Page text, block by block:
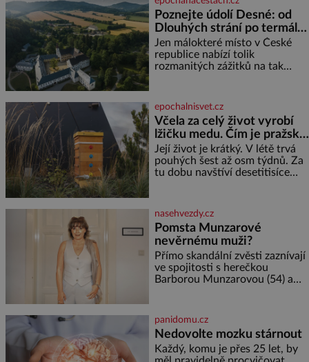
Vždycky jsem byla spíš
samotářka. Nepotřebovala jsem
kolem sebe partu kamarádek
ani partnera. Stačily mi knihy,
práce a hlavně klid. Hned po
studiích jsem odešla z rodného
Poznejte údolí Desné: od
Dlouhých strání po termální
prameny
Jen málokteré místo v České
republice nabízí tolik
rozmanitých zážitků na tak
jediného dne můžete
nahlédnout do útrob jedné z
nejvýznamnějších vodních
elektráren v Evropě, vydat se na
horské hřebeny, projet se na
koloběžce a den zakončit
poznáváním památek ve
epochalnisvet.cz
Včela za celý život vyrobí
lžičku medu. Čím je pražský
med ze střech tak ceněný?
Její život je krátký. V létě trvá
pouhých šest až osm týdnů. Za
tu dobu navštíví desetitisíce
medu – zhruba jednu čajovou
lžičku. Sama o sobě se může
zdát bezvýznamná. Teprve když
se spojí s dalšími desítkami tisíc
příslušnic svého včelstva,
vznikne jeden z
nejdokonalejších organismů
nasehvezdy.cz
Pomsta Munzarové
nevěrnému muži?
Přímo skandální zvěsti zaznívají
ve spojitosti s herečkou
Barborou Munzarovou (54) a
viděna s jakýmsi sympaťákem, s
nímž se velmi družně, až d
panidomu.cz
Nedovolte mozku stárnout
Každý, komu je přes 25 let, by